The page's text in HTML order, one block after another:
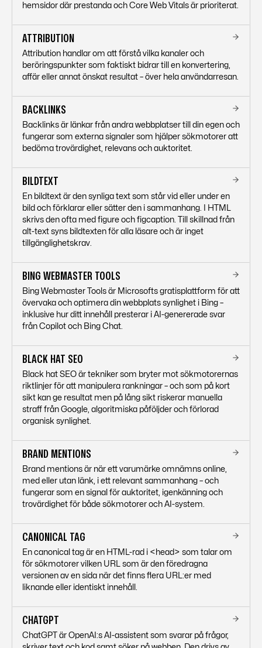
hemsidor där prestanda och Core Web Vitals är prioriterat.
ATTRIBUTION
Attribution handlar om att förstå vilka kanaler och
beröringspunkter som faktiskt bidrar till en konvertering,
affär eller annat önskat resultat – över hela användarresan.
BACKLINKS
Backlinks är länkar från andra webbplatser till din egen och
fungerar som externa signaler som hjälper sökmotorer att
bedöma trovärdighet, relevans och auktoritet.
BILDTEXT
En bildtext är den synliga text som står vid eller under en
bild och förklarar eller sätter den i sammanhang. I HTML
skrivs den ofta med figure och figcaption. Till skillnad från
alt-text syns bildtexten för alla läsare och är inget
tillgänglighetskrav.
BING WEBMASTER TOOLS
Bing Webmaster Tools är Microsofts gratisplattform för att
övervaka och optimera din webbplats synlighet i Bing –
inklusive hur ditt innehåll presterar i AI-genererade svar
från Copilot och Bing Chat.
BLACK HAT SEO
Black hat SEO är tekniker som bryter mot sökmotorernas
riktlinjer för att manipulera rankningar – och som på kort
sikt kan ge resultat men på lång sikt riskerar manuella
straff från Google, algoritmiska påföljder och förlorad
organisk synlighet.
BRAND MENTIONS
Brand mentions är när ett varumärke omnämns online,
med eller utan länk, i ett relevant sammanhang – och
fungerar som en signal för auktoritet, igenkänning och
trovärdighet för både sökmotorer och AI-system.
CANONICAL TAG
En canonical tag är en HTML-rad i <head> som talar om
för sökmotorer vilken URL som är den föredragna
versionen av en sida när det finns flera URL:er med
liknande eller identiskt innehåll.
CHATGPT
ChatGPT är OpenAI:s AI-assistent som svarar på frågor,